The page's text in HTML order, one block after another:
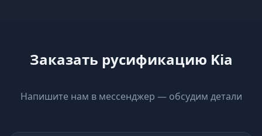
Заказать русификацию Kia
Напишите нам в мессенджер — обсудим детали